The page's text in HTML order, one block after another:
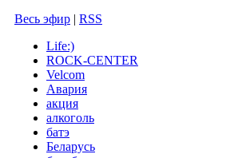
Весь эфир | RSS
Life:)
ROCK-CENTER
Velcom
Авария
акция
алкоголь
батэ
Беларусь